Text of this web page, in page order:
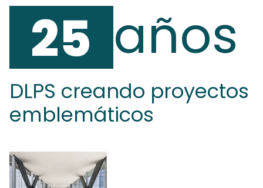
25 años
DLPS creando proyectos
emblemáticos